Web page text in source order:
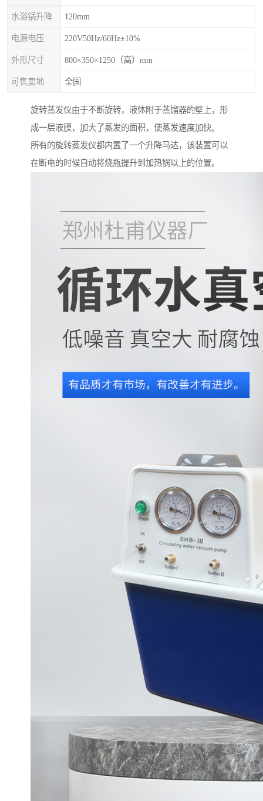
水浴锅升降 120mm
电源电压 220V50Hz/60Hz±10%
外形尺寸 800×350×1250（高）mm
可售卖地 全国
旋转蒸发仪由于不断旋转，液体附于蒸馏器的壁上，形
成一层液膜，加大了蒸发的面积，使蒸发速度加快。
所有的旋转蒸发仪都内置了一个升降马达，该装置可以
在断电的时候自动将烧瓶提升到加热锅以上的位置。